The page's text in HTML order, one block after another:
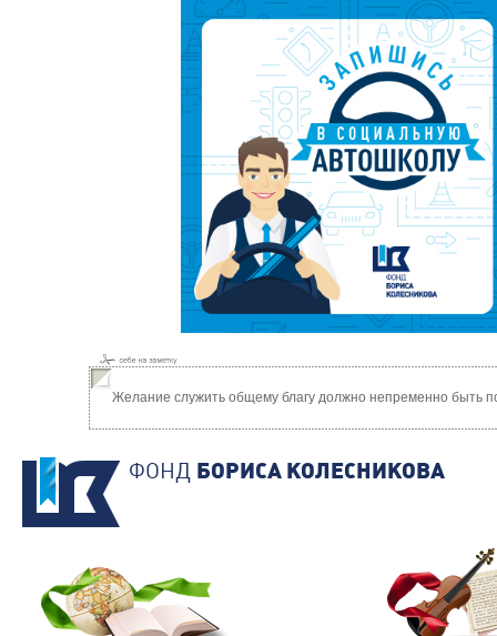
Желание служить общему благу должно непременно быть
ФОНД БОРИСА КОЛЕСНИКОВА